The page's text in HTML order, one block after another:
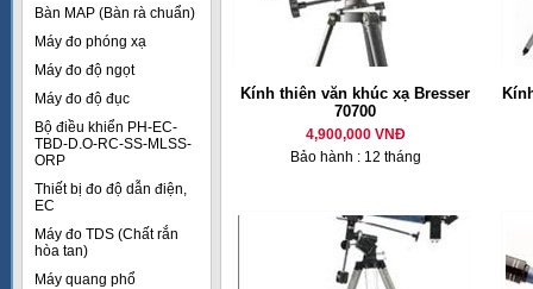
Bàn MAP (Bàn rà chuẩn)
Máy đo phóng xạ
Máy đo độ ngọt
Máy đo độ đục
Bộ điều khiển PH-EC-
TBD-D.O-RC-SS-MLSS-
ORP
Thiết bị đo độ dẫn điện,
EC
Máy đo TDS (Chất rắn
hòa tan)
Máy quang phổ
Kính thiên văn khúc xạ Bresser
70700
4,900,000 VNĐ
Bảo hành : 12 tháng